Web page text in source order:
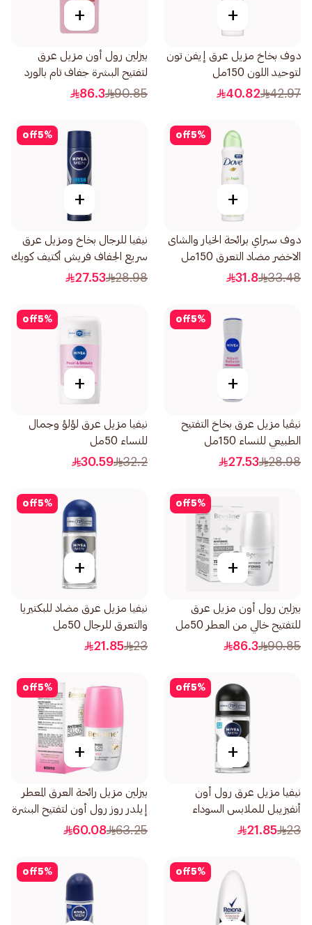
+
دوف بخاخ مزيل عرق إيفن تون
لتوحيد اللون 150مل
42.97
40.82
+
بيزلين رول أون مزيل عرق
لتفتيح البشرة جفاف تام بالورد
الجوري 50مل
90.85
86.3
5%
off
+
دوف سبراي برائحة الخيار والشاى
الاخضر مضاد التعرق 150مل
33.48
31.8
5%
off
+
نيفيا للرجال بخاخ ومزيل عرق
سريع الجفاف فريش أكتيف كويك
دراي 150مل
28.98
27.53
5%
off
+
نيڤيا مزيل عرق بخاخ التفتيح
الطبيعي للنساء 150مل
28.98
27.53
5%
off
+
نيفيا مزيل عرق لؤلؤ وجمال
للنساء 50مل
32.2
30.59
5%
off
+
بيزلين رول أون مزيل عرق
للتفتيح خالي من العطر 50مل
90.85
86.3
5%
off
+
نيفيا مزيل عرق مضاد للبكتيريا
والتعرق للرجال 50مل
23
21.85
5%
off
+
نيفيا مزيل عرق رول أون
أنفيزيبل للملابس السوداء
والبيضاء فريش للرجال 50مل
23
21.85
5%
off
+
بيزلين مزيل رائحة العرق المعطر
إيلدر روز رول أون لتفتيح البشرة
50مل
63.25
60.08
5%
off
5%
off